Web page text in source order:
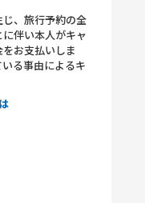
、旅行予約の全
伴い本人がキャ
お支払いしま
る事由によるキ